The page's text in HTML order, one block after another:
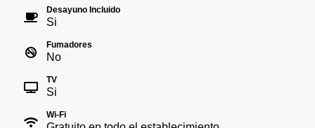
Desayuno Incluido
Si
Fumadores
No
TV
Si
Wi-Fi